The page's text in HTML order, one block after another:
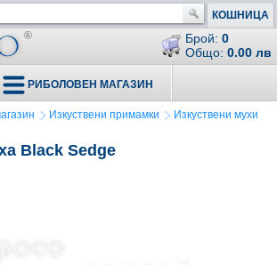
КОШНИЦА
Брой: 0
Общо: 0.00 лв
РИБОЛОВЕН МАГАЗИН
Изкуствени примамки Изкуствени мухи
Black Sedge